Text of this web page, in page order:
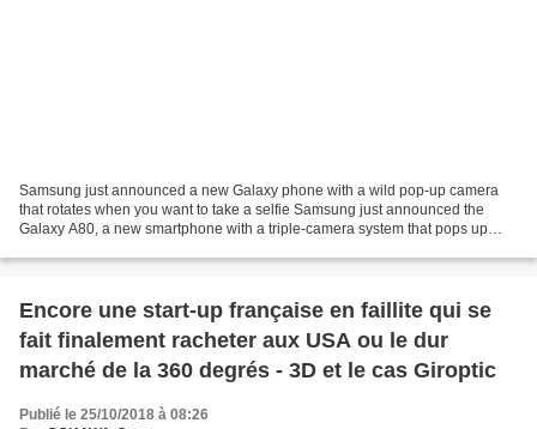
Samsung just announced a new Galaxy phone with a wild pop-up camera
that rotates when you want to take a selfie Samsung just announced the
Galaxy A80, a new smartphone with a triple-camera system that pops up
Encore une start-up française en faillite qui se
fait finalement racheter aux USA ou le dur
marché de la 360 degrés - 3D et le cas Giroptic
Publié le 25/10/2018 à 08:26